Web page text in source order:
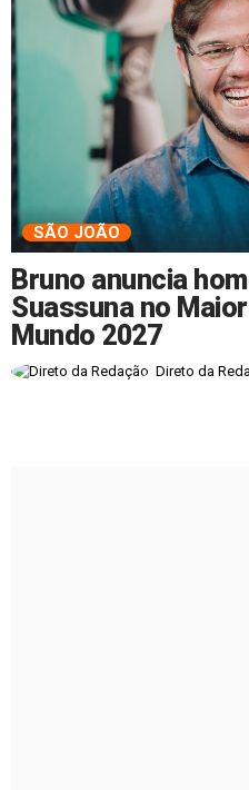
SÃO JOÃO
Bruno anuncia
Suassuna no
Mundo 2027
Direto da